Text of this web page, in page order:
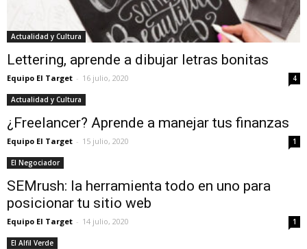
Actualidad y Cultura
Lettering, aprende a dibujar letras bonitas
Equipo El Target - 16 julio, 2020 4
Actualidad y Cultura
¿Freelancer? Aprende a manejar tus finanzas
Equipo El Target - 15 julio, 2020 1
El Negociador
SEMrush: la herramienta todo en uno para
posicionar tu sitio web
Equipo El Target - 14 julio, 2020 1
El Alfil Verde